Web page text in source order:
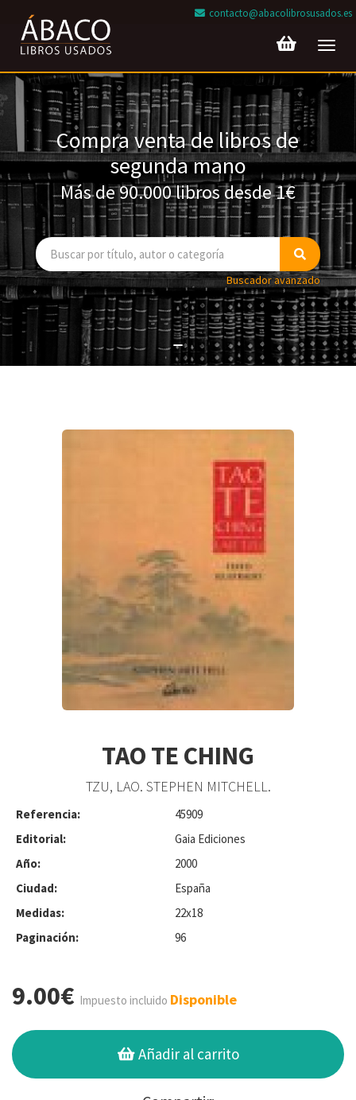
contacto@abacolibrosusados.es
Compra venta de libros de
segunda mano
Más de 90.000 libros desde 1€
Buscador avanzado
TAO TE CHING
TZU, LAO. STEPHEN MITCHELL.
Referencia:
45909
Editorial:
Gaia Ediciones
Año:
2000
Ciudad:
España
Medidas:
22x18
Paginación:
96
9.00€ Impuesto incluido Disponible
Añadir al carrito